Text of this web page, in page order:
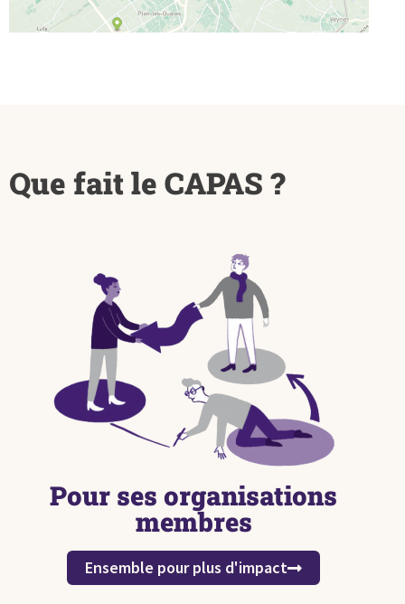
Que fait le CAPAS ?
Pour ses organisations
membres
Ensemble pour plus d'impact